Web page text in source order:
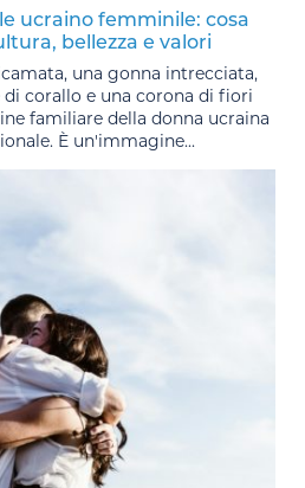
ucraino femminile: cosa
bellezza e valori
una gonna intrecciata,
corallo e una corona di fiori
familiare della donna ucraina
È un'immagine...